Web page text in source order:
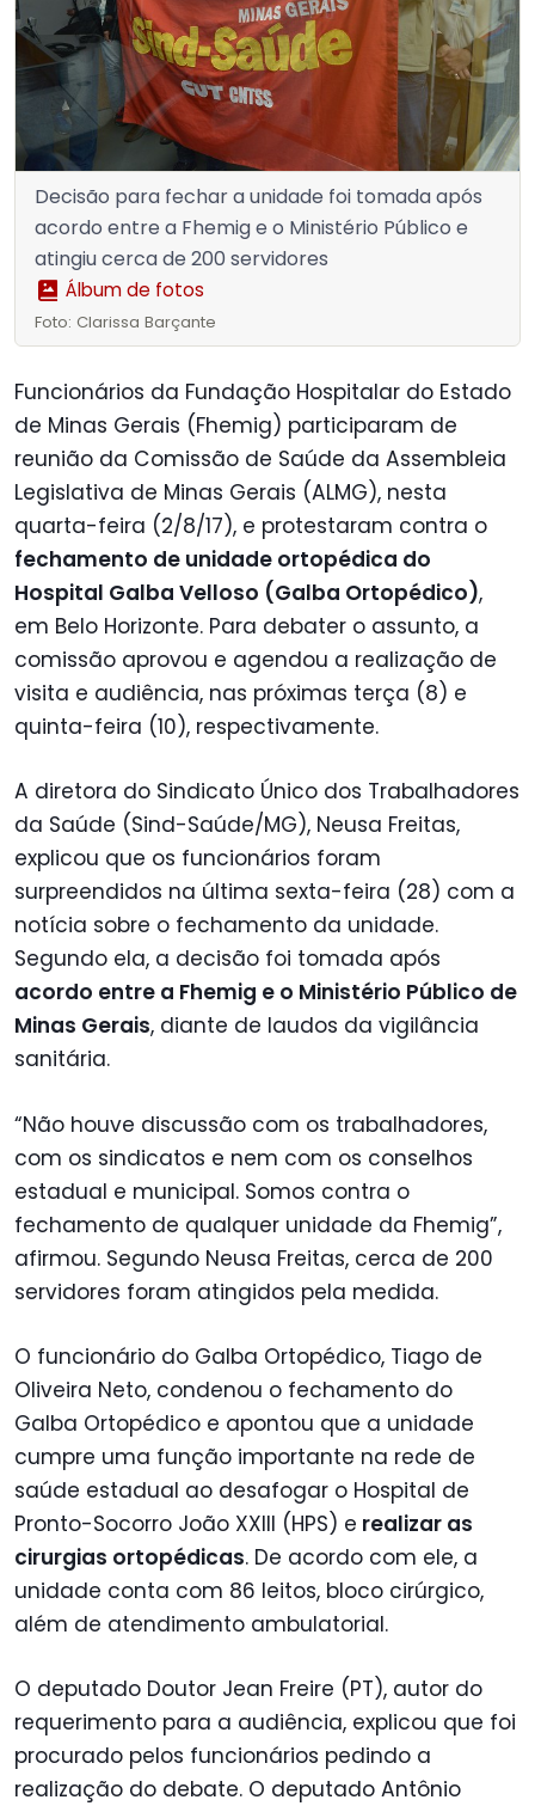
Decisão para fechar a unidade foi tomada após
acordo entre a Fhemig e o Ministério Público e
atingiu cerca de 200 servidores
Álbum de fotos
Foto: Clarissa Barçante
Funcionários da Fundação Hospitalar do Estado
de Minas Gerais (Fhemig) participaram de
reunião da Comissão de Saúde da Assembleia
Legislativa de Minas Gerais (ALMG), nesta
quarta-feira (2/8/17), e protestaram contra o
fechamento de unidade ortopédica do
Hospital Galba Velloso (Galba Ortopédico),
em Belo Horizonte. Para debater o assunto, a
comissão aprovou e agendou a realização de
visita e audiência, nas próximas terça (8) e
quinta-feira (10), respectivamente.
A diretora do Sindicato Único dos Trabalhadores
da Saúde (Sind-Saúde/MG), Neusa Freitas,
explicou que os funcionários foram
surpreendidos na última sexta-feira (28) com a
notícia sobre o fechamento da unidade.
Segundo ela, a decisão foi tomada após
acordo entre a Fhemig e o Ministério Público de
Minas Gerais, diante de laudos da vigilância
sanitária.
“Não houve discussão com os trabalhadores,
com os sindicatos e nem com os conselhos
estadual e municipal. Somos contra o
fechamento de qualquer unidade da Fhemig”,
afirmou. Segundo Neusa Freitas, cerca de 200
servidores foram atingidos pela medida.
O funcionário do Galba Ortopédico, Tiago de
Oliveira Neto, condenou o fechamento do
Galba Ortopédico e apontou que a unidade
cumpre uma função importante na rede de
saúde estadual ao desafogar o Hospital de
Pronto-Socorro João XXIII (HPS) e realizar as
cirurgias ortopédicas. De acordo com ele, a
unidade conta com 86 leitos, bloco cirúrgico,
além de atendimento ambulatorial.
O deputado Doutor Jean Freire (PT), autor do
requerimento para a audiência, explicou que foi
procurado pelos funcionários pedindo a
realização do debate. O deputado Antônio